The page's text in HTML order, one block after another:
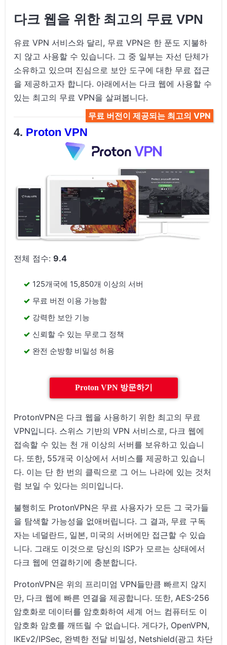
다크 웹을 위한 최고의 무료 VPN
유료 VPN 서비스와 달리, 무료 VPN은 한 푼도 지불하
지 않고 사용할 수 있습니다. 그 중 일부는 자선 단체가
소유하고 있으며 진심으로 보안 도구에 대한 무료 접근
을 제공하고자 합니다. 아래에서는 다크 웹에 사용할 수
있는 최고의 무료 VPN을 살펴봅니다.
무료 버전이 제공되는 최고의 VPN
Proton VPN
전체 점수:9.4
125개국에 15,850개 이상의 서버
무료 버전 이용 가능함
강력한 보안 기능
신뢰할 수 있는 무로그 정책
완전 순방향 비밀성 허용
Proton VPN 방문하기
ProtonVPN은 다크 웹을 사용하기 위한 최고의 무료
VPN입니다. 스위스 기반의 VPN 서비스로, 다크 웹에
접속할 수 있는 천 개 이상의 서버를 보유하고 있습니
다. 또한, 55개국 이상에서 서비스를 제공하고 있습니
다. 이는 단 한 번의 클릭으로 그 어느 나라에 있는 것처
럼 보일 수 있다는 의미입니다.
불행히도 ProtonVPN은 무료 사용자가 모든 그 국가들
을 탐색할 가능성을 없애버립니다. 그 결과, 무료 구독
자는 네덜란드, 일본, 미국의 서버에만 접근할 수 있습
니다. 그래도 이것으로 당신의 ISP가 모르는 상태에서
다크 웹에 연결하기에 충분합니다.
ProtonVPN은 위의 프리미엄 VPN들만큼 빠르지 않지
만, 다크 웹에 빠른 연결을 제공합니다. 또한, AES-256
암호화로 데이터를 암호화하여 세계 어느 컴퓨터도 이
암호화 암호를 깨뜨릴 수 없습니다. 게다가, OpenVPN,
IKEv2/IPSec, 완벽한 전달 비밀성, Netshield(광고 차단